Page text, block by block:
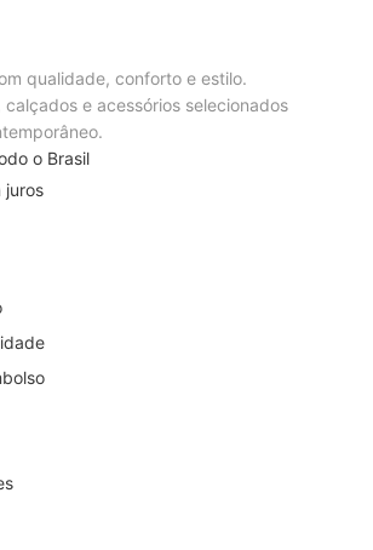
qualidade, conforto e estilo.
e acessórios selecionados
o Brasil
juros